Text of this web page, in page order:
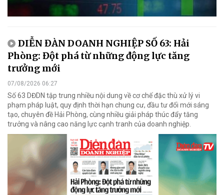
DIỄN ĐÀN DOANH NGHIỆP SỐ 63: Hải
Phòng: Đột phá từ những động lực tăng
trưởng mới
07/08/2026 06:27
Số 63 DĐDN tập trung nhiều nội dung về cơ chế đặc thù xử lý vi
phạm pháp luật, quy định thời hạn chung cư, đầu tư đổi mới sáng
tạo, chuyên đề Hải Phòng, cùng nhiều giải pháp thúc đẩy tăng
trưởng và nâng cao năng lực cạnh tranh của doanh nghiệp.